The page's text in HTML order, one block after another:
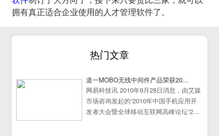
拥有真正适合企业使用的人才管理软件了。
热门文章
道一MOBO无线中间件产品荣获20...
网易科技讯 2010年9月28日消息，由艾媒
市场咨询发起的“2010年中国手机应用开
发者大会暨全球移动互联网高峰论坛”25